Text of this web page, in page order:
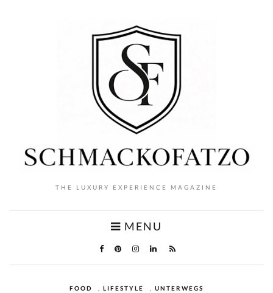
THE LUXURY EXPERIENCE MAGAZINE
MENU
FOOD LIFESTYLE UNTERWEGS